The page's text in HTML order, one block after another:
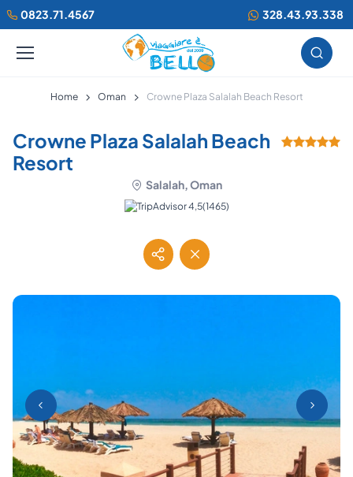
0823.71.4567 328.43.93.338
Home Oman Crowne Plaza Salalah Beach Resort
Crowne Plaza Salalah Beach
Resort
Salalah, Oman
(1465)